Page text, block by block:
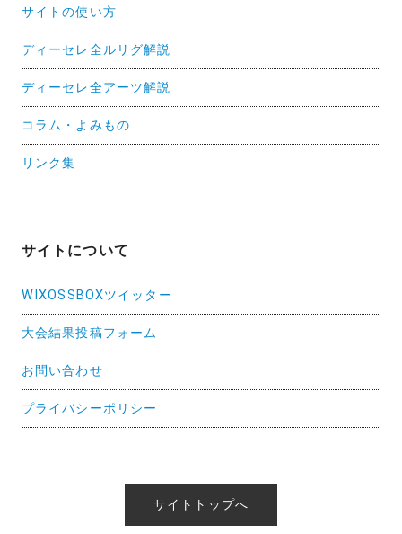
サイトの使い方
ディーセレ全ルリグ解説
ディーセレ全アーツ解説
コラム・よみもの
リンク集
サイトについて
WIXOSSBOXツイッター
大会結果投稿フォーム
お問い合わせ
プライバシーポリシー
サイトトップへ